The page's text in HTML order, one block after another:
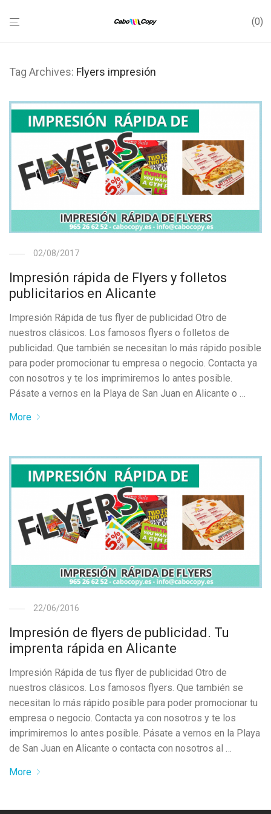
0
Tag Archives: Flyers impresión
02/08/2017
Impresión rápida de Flyers y folletos
publicitarios en Alicante
Impresión Rápida de tus flyer de publicidad Otro de
nuestros clásicos. Los famosos flyers o folletos de
publicidad. Que también se necesitan lo más rápido posible
para poder promocionar tu empresa o negocio. Contacta ya
con nosotros y te los imprimiremos lo antes posible.
Pásate a vernos en la Playa de San Juan en Alicante o …
More
22/06/2016
Impresión de flyers de publicidad. Tu
imprenta rápida en Alicante
Impresión Rápida de tus flyer de publicidad Otro de
nuestros clásicos. Los famosos flyers. Que también se
necesitan lo más rápido posible para poder promocionar tu
empresa o negocio. Contacta ya con nosotros y te los
imprimiremos lo antes posible. Pásate a vernos en la Playa
de San Juan en Alicante o contacta con nosotros al …
More